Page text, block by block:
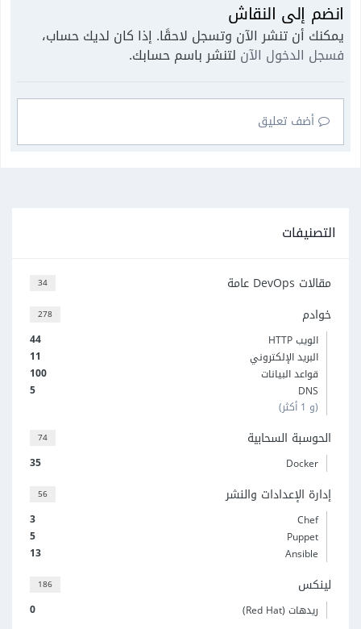
انضم إلى النقاش
يمكنك أن تنشر الآن وتسجل لاحقًا. إذا كان لديك حساب،
فسجل الدخول الآن لتنشر باسم حسابك.
أضف تعليق
التصنيفات
34 مقالات DevOps عامة
278 خوادم
44
الويب HTTP
11
البريد الإلكتروني
100
قواعد البيانات
5
DNS
(و 1 أكثر)
74 الحوسبة السحابية
35 Docker
56 إدارة الإعدادات والنشر
3
Chef
5
Puppet
13
Ansible
186 لينكس
0 ريدهات (Red Hat)